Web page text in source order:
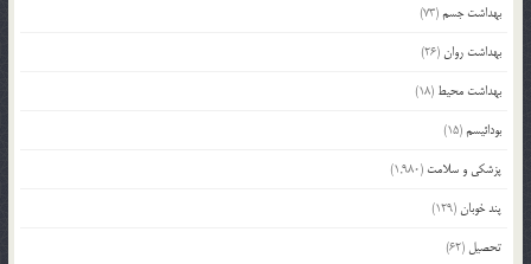
بهداشت جسم(73)
بهداشت روان(26)
بهداشت محیط (18)
بودائیسم(15)
پزشکی و سلامت (1,980)
پند خوبان(129)
تحصیل (62)